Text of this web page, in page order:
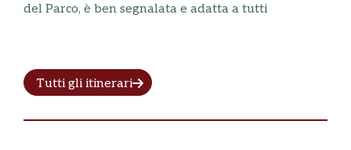
del Parco, è ben segnalata e adatta a tutti
Tutti gli itinerari